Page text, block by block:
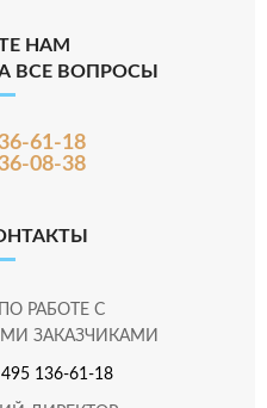
НАМ
ВСЕ ВОПРОСЫ
61-18
08-38
РАБОТЕ С
ЗАКАЗЧИКАМИ
136-61-18